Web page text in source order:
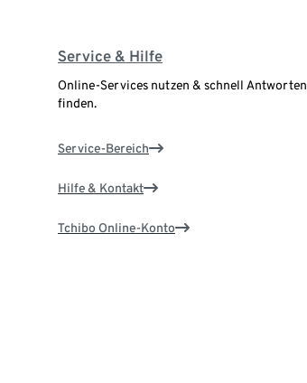
Service & Hilfe
Online-Services nutzen & schnell Antworten
finden.
Service-Bereich
Hilfe & Kontakt
Tchibo Online-Konto